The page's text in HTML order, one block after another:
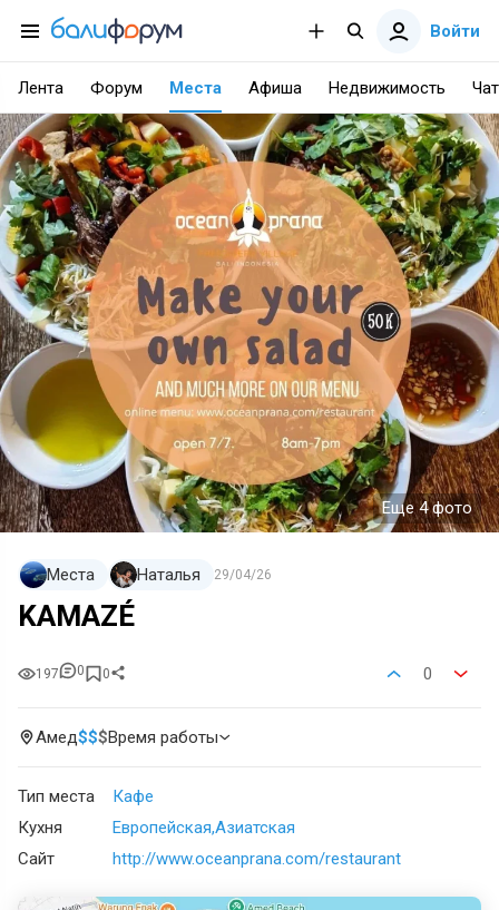
Войти
Лента Форум Места Афиша Недвижимость Чат
Еще 4 фото
Места Наталья 29/04/26
KAMAZÉ
197 0 0 0
Амед$$$Время работы
Тип места
Кафе
Кухня
Европейская Азиатская
Сайт
http://www.oceanprana.com/restaurant